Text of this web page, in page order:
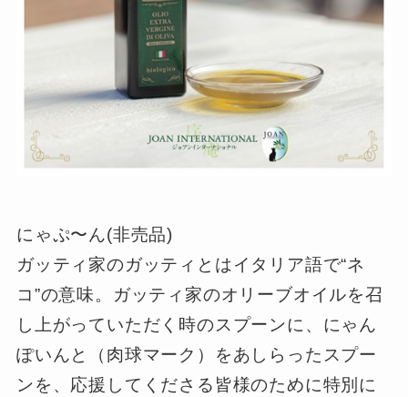
にゃぷ〜ん(非売品)
ガッティ家のガッティとはイタリア語で“ネ
コ”の意味。ガッティ家のオリーブオイルを召
し上がっていただく時のスプーンに、にゃん
ぽいんと（肉球マーク）をあしらったスプー
ンを、応援してくださる皆様のために特別に